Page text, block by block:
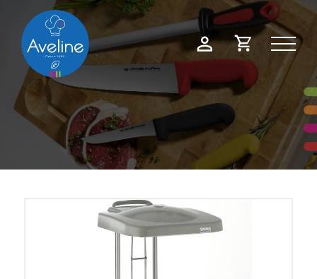
Mon
compte
Demande
devis
Panneau de gestion des cookies